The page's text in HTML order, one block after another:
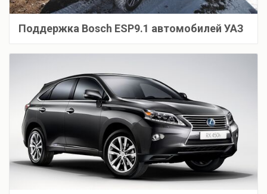
Поддержка Bosch ESP9.1 автомобилей УАЗ